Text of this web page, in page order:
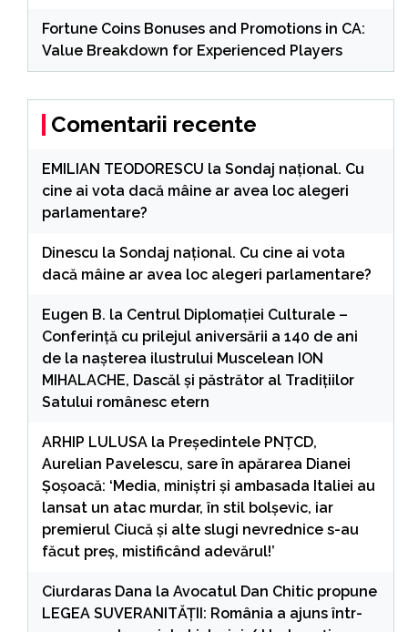
Fortune Coins Bonuses and Promotions in CA:
Value Breakdown for Experienced Players
Comentarii recente
EMILIAN TEODORESCU la Sondaj național. Cu
cine ai vota dacă mâine ar avea loc alegeri
parlamentare?
Dinescu la Sondaj național. Cu cine ai vota
dacă mâine ar avea loc alegeri parlamentare?
Eugen B. la Centrul Diplomației Culturale –
Conferință cu prilejul aniversării a 140 de ani
de la nașterea ilustrului Muscelean ION
MIHALACHE, Dascăl și păstrător al Tradițiilor
Satului românesc etern
ARHIP LULUSA la Președintele PNȚCD,
Aurelian Pavelescu, sare în apărarea Dianei
Șoșoacă: ‘Media, miniștri și ambasada Italiei au
lansat un atac murdar, în stil bolșevic, iar
premierul Ciucă și alte slugi nevrednice s-au
făcut preș, mistificând adevărul!’
Ciurdaras Dana la Avocatul Dan Chitic propune
LEGEA SUVERANITĂȚII: România a ajuns într-